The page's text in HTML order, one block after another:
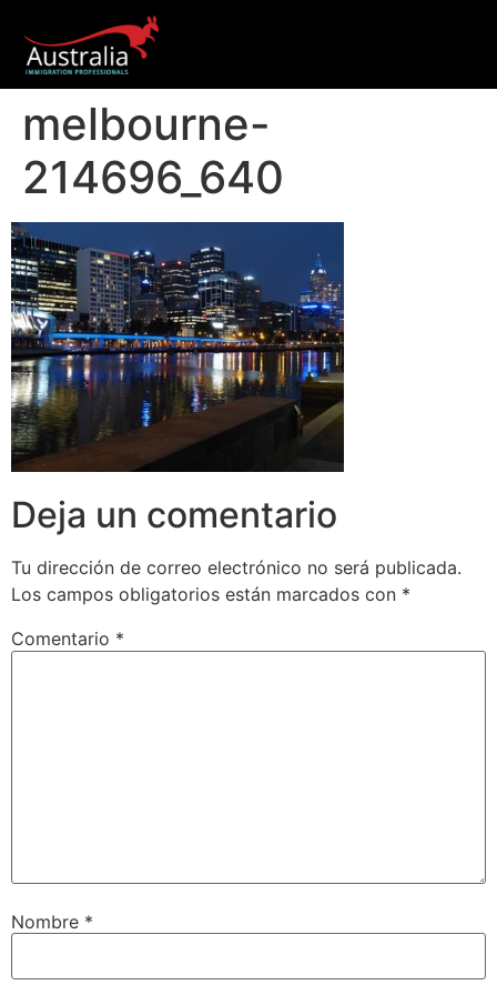
melbourne-
214696_640
Deja un comentario
Tu dirección de correo electrónico no será publicada.
Los campos obligatorios están marcados con *
Comentario *
Nombre *